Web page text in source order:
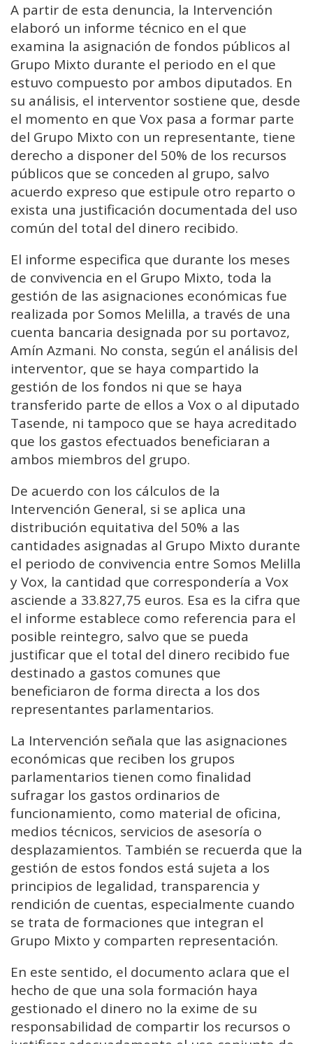
A partir de esta denuncia, la Intervención
elaboró un informe técnico en el que
examina la asignación de fondos públicos al
Grupo Mixto durante el periodo en el que
estuvo compuesto por ambos diputados. En
su análisis, el interventor sostiene que, desde
el momento en que Vox pasa a formar parte
del Grupo Mixto con un representante, tiene
derecho a disponer del 50% de los recursos
públicos que se conceden al grupo, salvo
acuerdo expreso que estipule otro reparto o
exista una justificación documentada del uso
común del total del dinero recibido.
El informe especifica que durante los meses
de convivencia en el Grupo Mixto, toda la
gestión de las asignaciones económicas fue
realizada por Somos Melilla, a través de una
cuenta bancaria designada por su portavoz,
Amín Azmani. No consta, según el análisis del
interventor, que se haya compartido la
gestión de los fondos ni que se haya
transferido parte de ellos a Vox o al diputado
Tasende, ni tampoco que se haya acreditado
que los gastos efectuados beneficiaran a
ambos miembros del grupo.
De acuerdo con los cálculos de la
Intervención General, si se aplica una
distribución equitativa del 50% a las
cantidades asignadas al Grupo Mixto durante
el periodo de convivencia entre Somos Melilla
y Vox, la cantidad que correspondería a Vox
asciende a 33.827,75 euros. Esa es la cifra que
el informe establece como referencia para el
posible reintegro, salvo que se pueda
justificar que el total del dinero recibido fue
destinado a gastos comunes que
beneficiaron de forma directa a los dos
representantes parlamentarios.
La Intervención señala que las asignaciones
económicas que reciben los grupos
parlamentarios tienen como finalidad
sufragar los gastos ordinarios de
funcionamiento, como material de oficina,
medios técnicos, servicios de asesoría o
desplazamientos. También se recuerda que la
gestión de estos fondos está sujeta a los
principios de legalidad, transparencia y
rendición de cuentas, especialmente cuando
se trata de formaciones que integran el
Grupo Mixto y comparten representación.
En este sentido, el documento aclara que el
hecho de que una sola formación haya
gestionado el dinero no la exime de su
responsabilidad de compartir los recursos o